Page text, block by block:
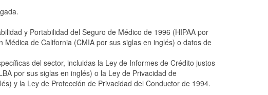
y Portabilidad del Seguro de Médico de 1996 (HIPAA por
de California (CMIA por sus siglas en inglés) o datos de
del sector, incluidas la Ley de Informes de Crédito justos
por sus siglas en inglés) o la Ley de Privacidad de
y la Ley de Protección de Privacidad del Conductor de 1994.